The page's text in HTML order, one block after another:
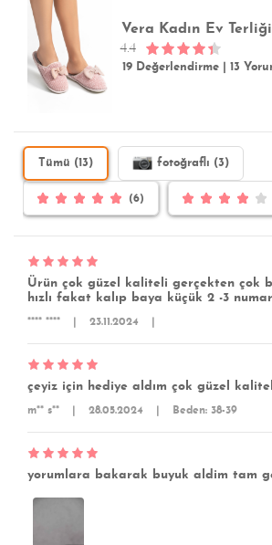
Vera Kadın Ev Terliği
4.4
19 Değerlendirme |13
Tümü (13) fotoğraflı (3)
(6)
Ürün çok güzel kaliteli gerçekten çok
hızlı fakat kalıp baya küçük 2 -3
**** **** 23.11.2024
çeyiz için hediye aldım çok güzel
m** s** 28.05.2024 Beden: 38-39
yorumlara bakarak buyuk aldim tam